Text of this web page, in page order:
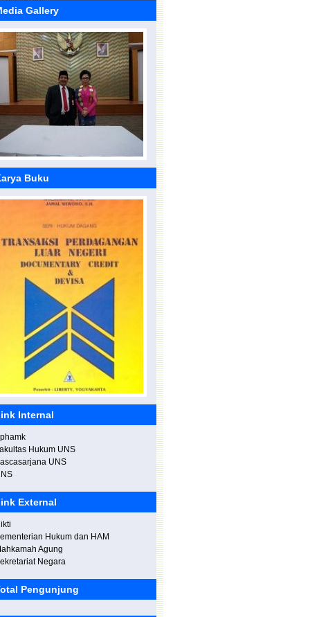
Gallery
Silahturahmi dan Halal bihalal dengan
civitas akademi UNIMA.
Kuliah Umum di Institusi Seni
(ISI) Denpasar
Kapasitas Aparat
Internal dalam
Buku
Internal
Hukum UNS
UNS
External
Hukum dan HAM
Agung
Negara
Pengunjung